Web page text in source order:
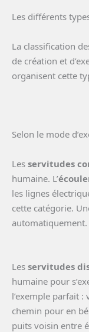
Les différents
La classification
de création et
organisent cette
Selon le mode
Les servitudes
humaine. L’
les lignes
cette catégorie.
automatiquement.
Les servitudes
humaine pour
l’exemple parfait
chemin pour en
puits voisin entre